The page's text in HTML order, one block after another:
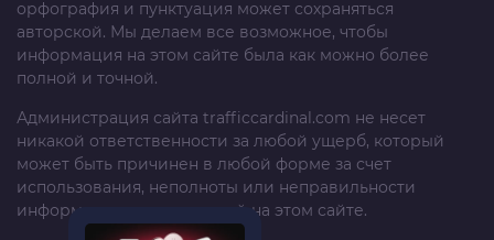
орфография и пунктуация может сохраняться
авторской. Мы делаем все возможное, чтобы
информация на этом сайте была как можно более
полной и точной.
Администрация сайта trafficcardinal.com не несет
никакой ответственности за любой ущерб, который
может быть причинен в любой форме за счет
использования, неполноты или неправильности
информации, размещенной на этом сайте.